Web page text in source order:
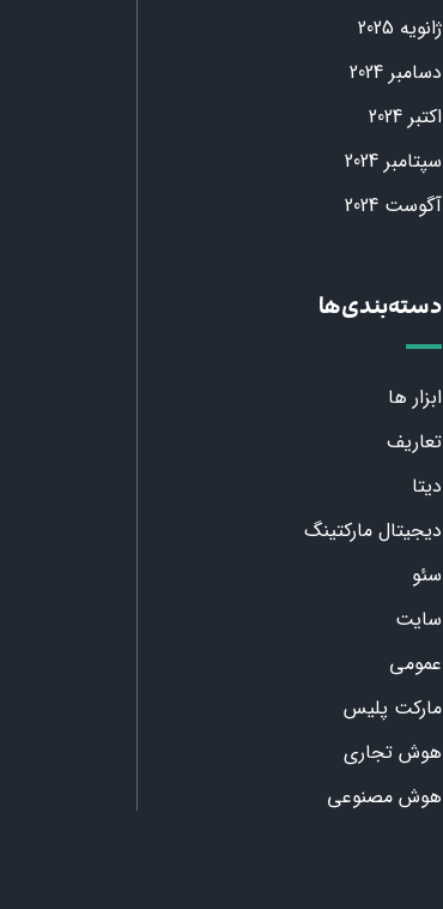
ژانویه 2025
دسامبر 2024
اکتبر 2024
سپتامبر 2024
آگوست 2024
دسته‌بندی‌ها
ابزار ها
تعاریف
دیتا
دیجیتال مارکتینگ
سئو
سایت
عمومی
مارکت پلیس
هوش تجاری
هوش مصنوعی